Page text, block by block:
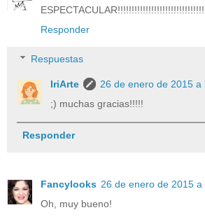
Responder
Respuestas
IriArte
26 de enero de 2015 a
;) muchas gracias!!!!!
Responder
Fancylooks 26 de enero de 2015 a
Oh, muy bueno!